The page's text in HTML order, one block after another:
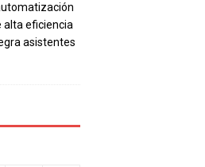
alta eficiencia
asistentes